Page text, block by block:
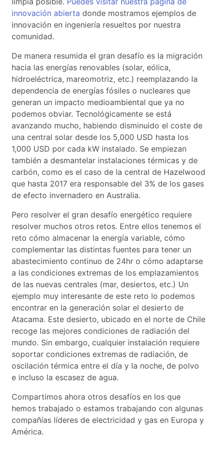
innovación abierta donde mostramos ejemplos de
innovación en ingeniería resueltos por nuestra
comunidad.
De manera resumida el gran desafío es la migración
hacia las energías renovables (solar, eólica,
hidroeléctrica, mareomotriz, etc.) reemplazando la
dependencia de energías fósiles o nucleares que
generan un impacto medioambiental que ya no
podemos obviar. Tecnológicamente se está
avanzando mucho, habiendo disminuido el coste de
una central solar desde los 5,000 USD hasta los
1,000 USD por cada kW instalado. Se empiezan
también a desmantelar instalaciones térmicas y de
carbón, como es el caso de la central de Hazelwood
que hasta 2017 era responsable del 3% de los gases
de efecto invernadero en Australia.
Pero resolver el gran desafío energético requiere
resolver muchos otros retos. Entre ellos tenemos el
reto cómo almacenar la energía variable, cómo
complementar las distintas fuentes para tener un
abastecimiento continuo de 24hr o cómo adaptarse
a las condiciones extremas de los emplazamientos
de las nuevas centrales (mar, desiertos, etc.) Un
ejemplo muy interesante de este reto lo podemos
encontrar en la generación solar el desierto de
Atacama. Este desierto, ubicado en el norte de Chile
recoge las mejores condiciones de radiación del
mundo. Sin embargo, cualquier instalación requiere
soportar condiciones extremas de radiación, de
oscilación térmica entre el día y la noche, de polvo
e incluso la escasez de agua.
Compartimos ahora otros desafíos en los que
hemos trabajado o estamos trabajando con algunas
compañías líderes de electricidad y gas en Europa y
América.